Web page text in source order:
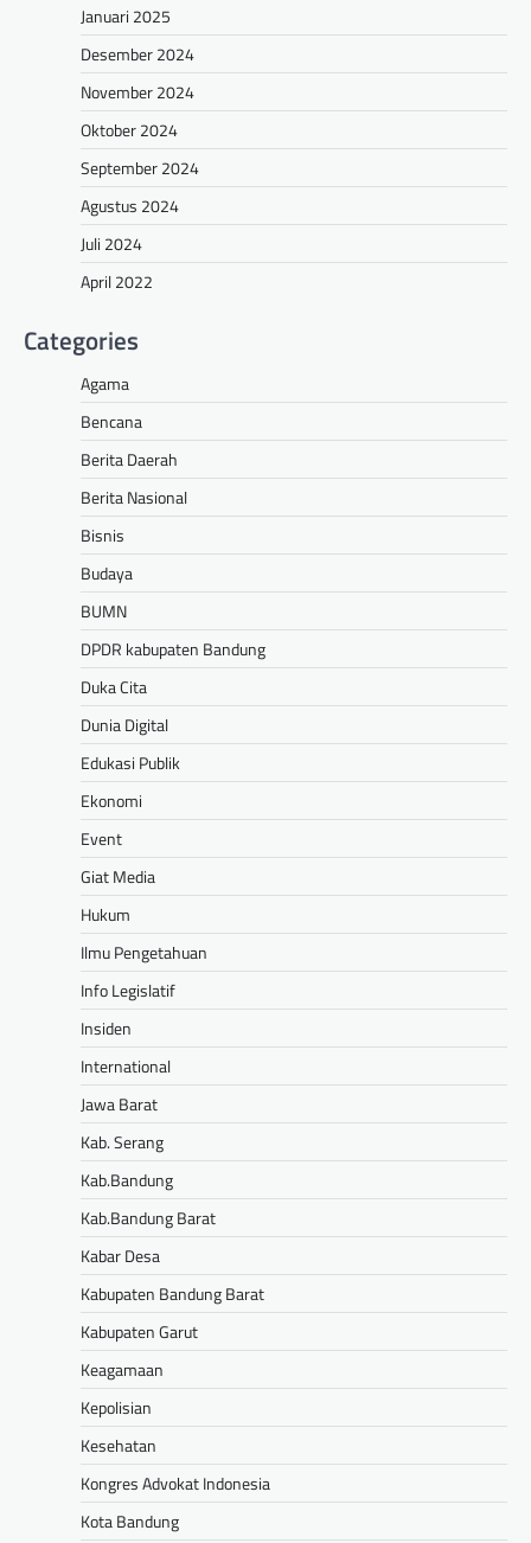
Januari 2025
Desember 2024
November 2024
Oktober 2024
September 2024
Agustus 2024
Juli 2024
April 2022
Categories
Agama
Bencana
Berita Daerah
Berita Nasional
Bisnis
Budaya
BUMN
DPDR kabupaten Bandung
Duka Cita
Dunia Digital
Edukasi Publik
Ekonomi
Event
Giat Media
Hukum
Ilmu Pengetahuan
Info Legislatif
Insiden
International
Jawa Barat
Kab. Serang
Kab.Bandung
Kab.Bandung Barat
Kabar Desa
Kabupaten Bandung Barat
Kabupaten Garut
Keagamaan
Kepolisian
Kesehatan
Kongres Advokat Indonesia
Kota Bandung